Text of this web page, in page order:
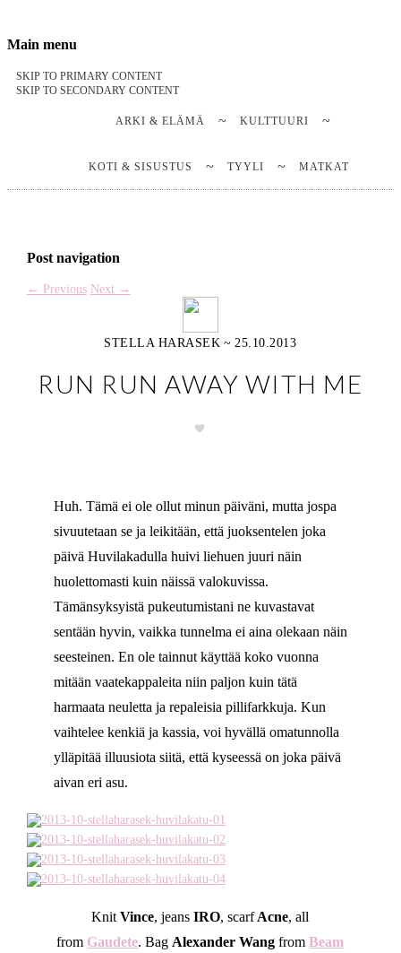
Notes on a life
Stella Harasek & Jarno Jussila
Main menu
SKIP TO PRIMARY CONTENT
SKIP TO SECONDARY CONTENT
ARKI & ELÄMÄ KULTTUURI
KOTI & SISUSTUS TYYLI MATKAT
Post navigation
← Previous Next →
STELLA HARASEK ~ 25.10.2013
RUN RUN AWAY WITH ME
Huh. Tämä ei ole ollut minun päiväni, mutta jospa
sivuutetaan se ja leikitään, että juoksentelen joka
päivä Huvilakadulla huivi liehuen juuri näin
huolettomasti kuin näissä valokuvissa.
Tämänsyksyistä pukeutumistani ne kuvastavat
sentään hyvin, vaikka tunnelma ei aina olekaan näin
seesteinen. En ole tainnut käyttää koko vuonna
mitään vaatekappaleita niin paljon kuin tätä
harmaata neuletta ja repaleisia pillifarkkuja. Kun
vaihtelee kenkiä ja kassia, voi hyvällä omatunnolla
ylläpitää illuusiota siitä, että kyseessä on joka päivä
aivan eri asu.
KnitVince, jeans IRO, scarfAcne, all
from Gaudete. Bag Alexander Wang fromBeam